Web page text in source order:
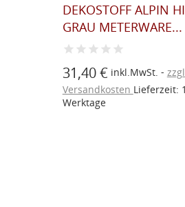
DEKOSTOFF ALPIN
GRAU METERWARE...
31,40 € inkl.MwSt.
zzgl.
Versandkosten Lieferzeit:
Werktage